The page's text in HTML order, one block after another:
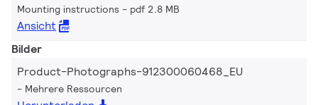
Mounting instructions pdf 2.8 MB
Ansicht
Bilder
Product-Photographs-912300060468_EU
Mehrere Ressourcen